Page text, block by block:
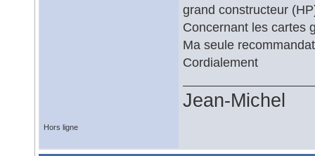
grand constructeur
Concernant les cartes
Ma seule
Cordialement
Jean-Michel
Hors ligne